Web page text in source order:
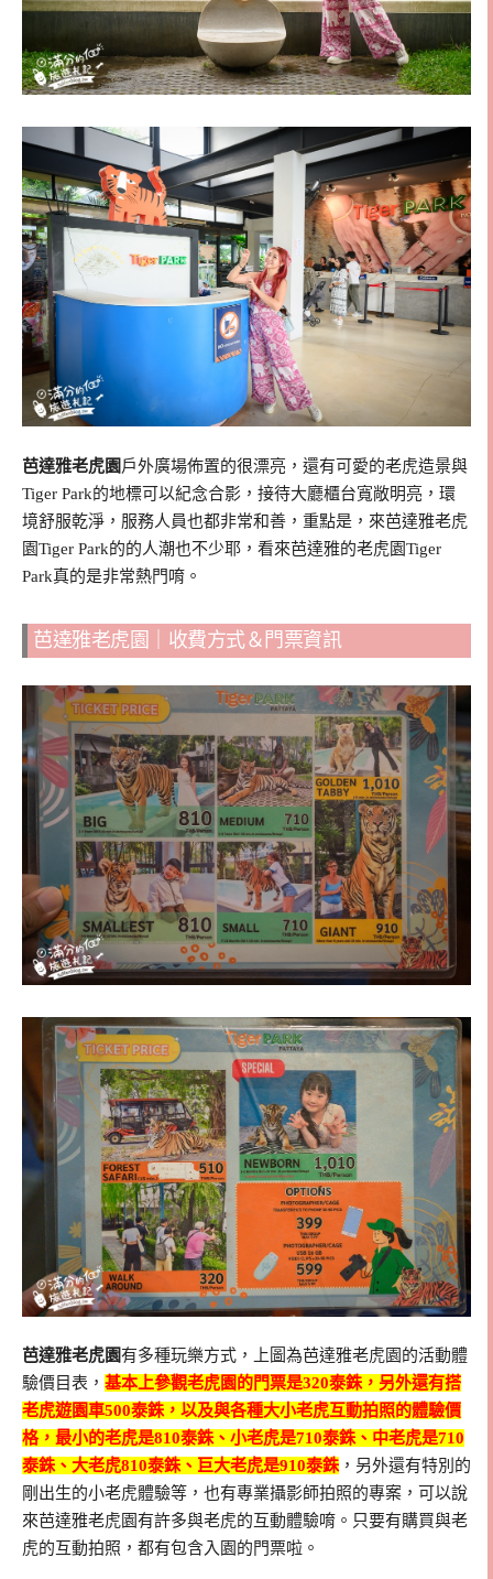
芭達雅老虎園 戶外廣場佈置的很漂亮，還有可愛的老虎造景與
Tiger Park的地標可以紀念合影，接待大廳櫃台寬敞明亮，環
境舒服乾淨，服務人員也都非常和善，重點是，來芭達雅老虎
園Tiger Park的的人潮也不少耶，看來芭達雅的老虎園Tiger
Park真的是非常熱門唷。
芭達雅老虎園｜收費方式＆門票資訊
芭達雅老虎園有多種玩樂方式，上圖為芭達雅老虎園的活動體
驗價目表， 基本上參觀老虎園的門票是320泰銖，另外還有搭
老虎遊園車500泰銖，以及與各種大小老虎互動拍照的體驗價
格，最小的老虎是810泰銖、小老虎是710泰銖、中老虎是710
泰銖、大老虎810泰銖、巨大老虎是910泰銖，另外還有特別的
剛出生的小老虎體驗等，也有專業攝影師拍照的專案，可以說
來芭達雅老虎園有許多與老虎的互動體驗唷。只要有購買與老
虎的互動拍照，都有包含入園的門票啦。